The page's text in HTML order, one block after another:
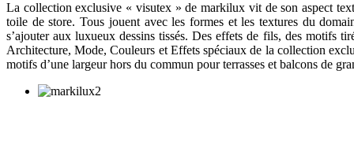
La collection exclusive « visutex » de markilux vit de son aspect
toile de store. Tous jouent avec les formes et les textures du
s’ajouter aux luxueux dessins tissés. Des effets de fils, des motifs
Architecture, Mode, Couleurs et Effets spéciaux de la collection
motifs d’une largeur hors du commun pour terrasses et balcons de